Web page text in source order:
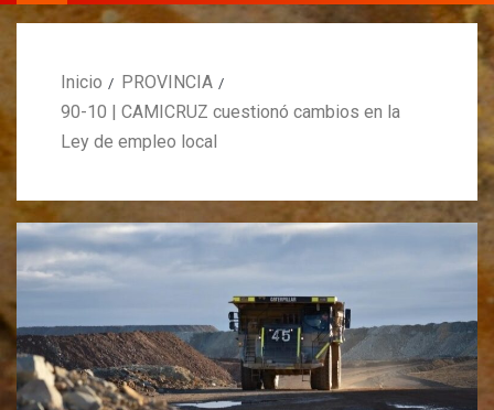
Inicio
PROVINCIA
90-10 | CAMICRUZ cuestionó cambios en la
Ley de empleo local